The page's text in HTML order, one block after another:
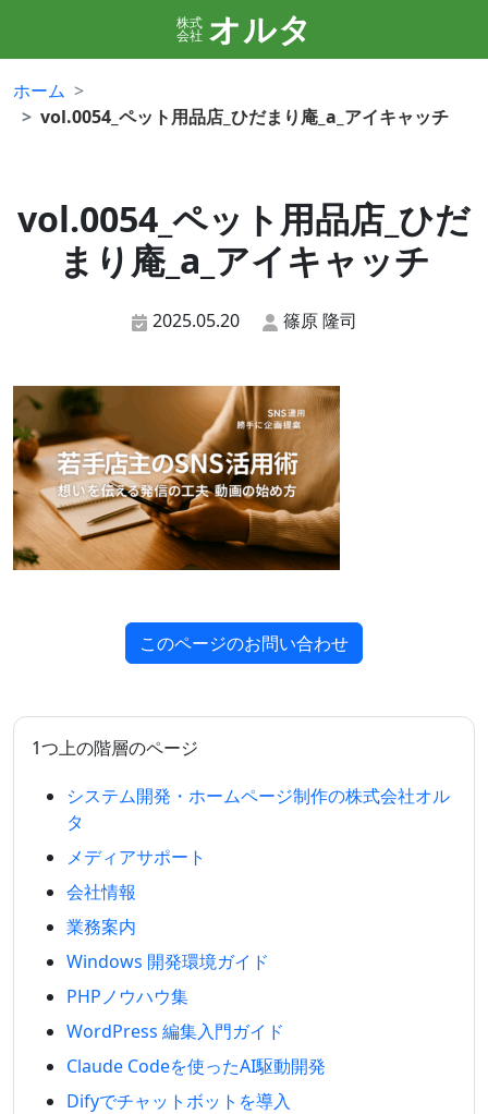
株式
会社 オルタ
ホーム
vol.0054_ペット用品店_ひだまり庵_a_アイキャッチ
vol.0054_ペット用品店_ひだ
まり庵_a_アイキャッチ
2025.05.20 篠原 隆司
このページのお問い合わせ
1つ上の階層のページ
システム開発・ホームページ制作の株式会社オル
タ
メディアサポート
会社情報
業務案内
Windows 開発環境ガイド
PHPノウハウ集
WordPress 編集入門ガイド
Claude Codeを使ったAI駆動開発
Difyでチャットボットを導入